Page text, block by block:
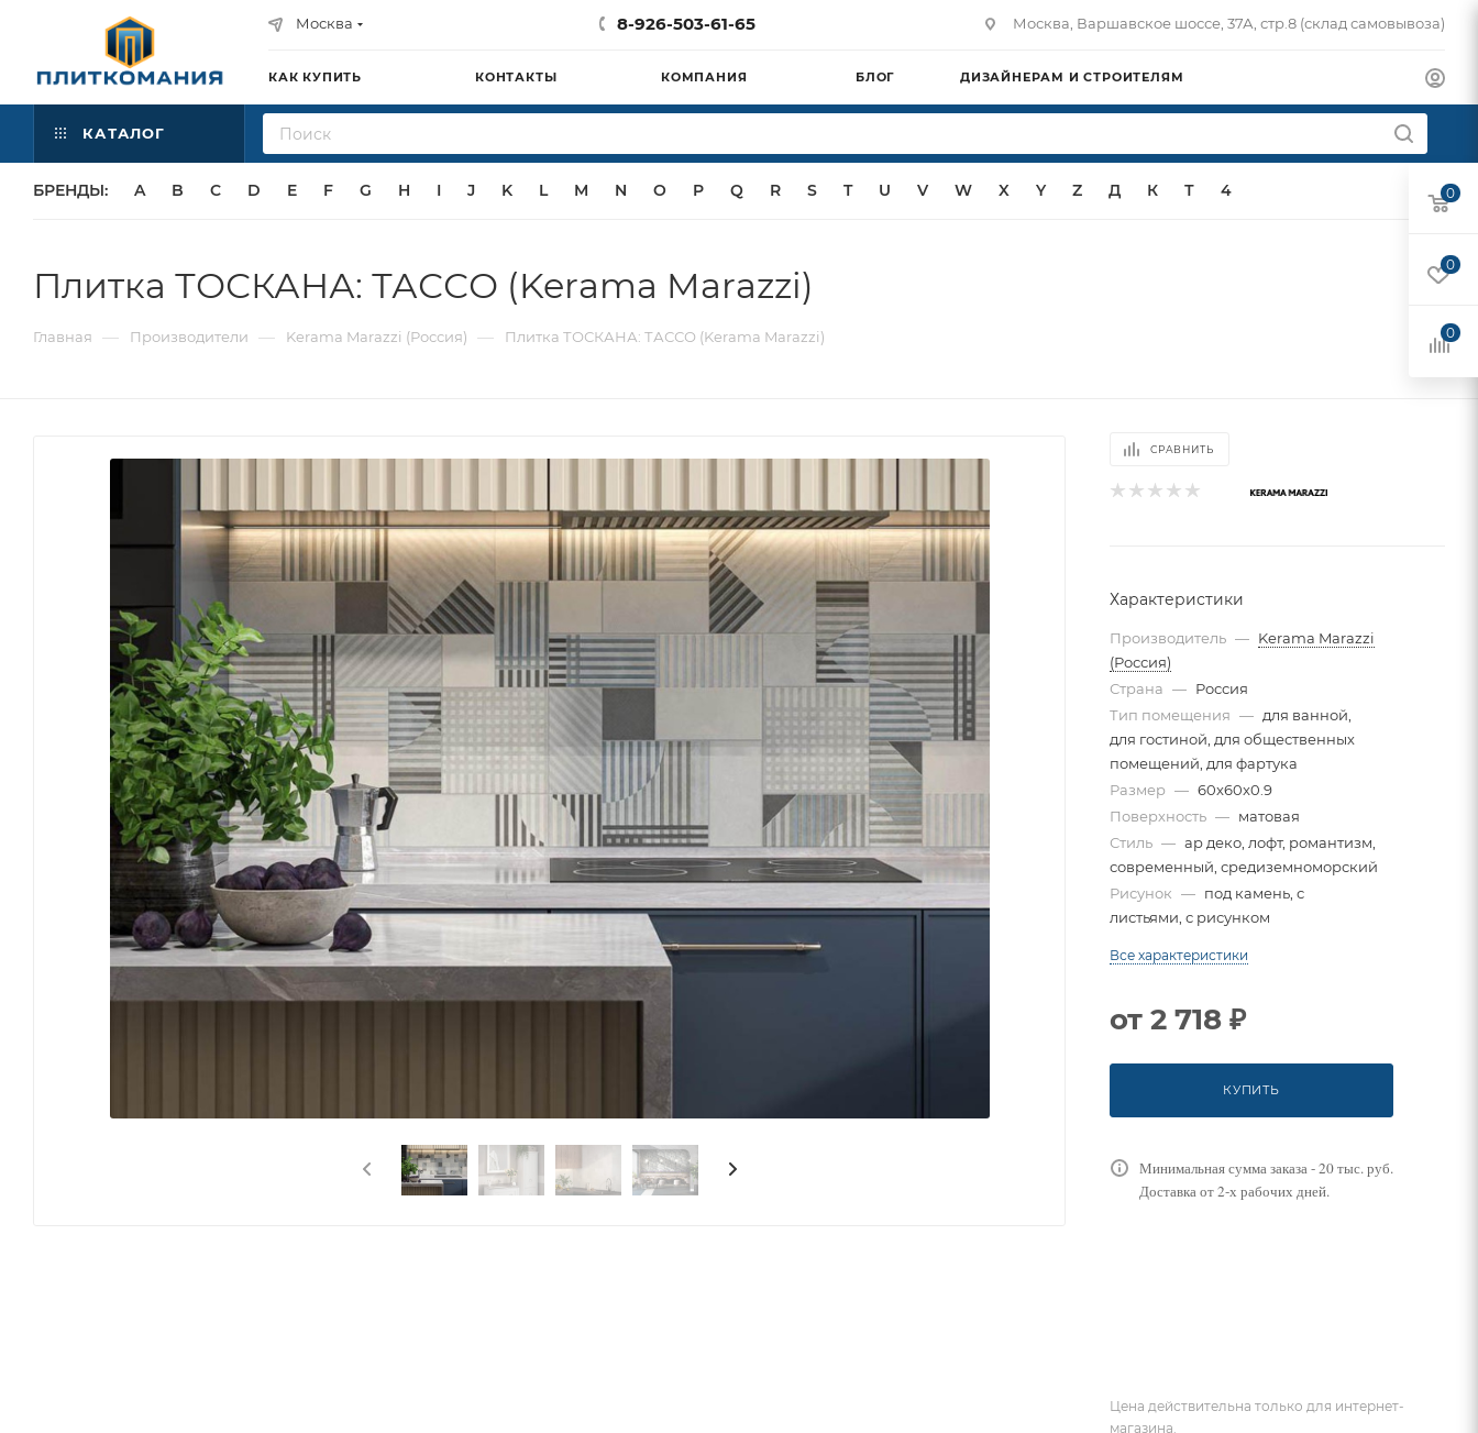
Москва 8-926-503-61-65 Москва, Варшавское шоссе, 37А, стр.8 (склад самовывоза)
КАК КУПИТЬ КОНТАКТЫ КОМПАНИЯ БЛОГ ДИЗАЙНЕРАМ И СТРОИТЕЛЯМ
КАТАЛОГ
БРЕНДЫ: A B C D E F G H I J K L M N O P Q R S T U V W X Y Z Д К Т 4
Плитка ТОСКАНА: ТАССО (Kerama Marazzi)
Главная — Производители — Kerama Marazzi (Россия) — Плитка ТОСКАНА: ТАССО (Kerama Marazzi)
СРАВНИТЬ
Характеристики
Производитель — Kerama Marazzi
(Россия)
Страна — Россия
Тип помещения — для ванной,
для гостиной, для общественных
помещений, для фартука
Размер — 60x60x0.9
Поверхность — матовая
Стиль — ар деко, лофт, романтизм,
современный, средиземноморский
Рисунок — под камень, с
листьями, с рисунком
Все характеристики
от 2 718 ₽
КУПИТЬ
Минимальная сумма заказа - 20 тыс. руб.
Доставка от 2-х рабочих дней.
Цена действительна только для интернет-
магазина.
0
0
0